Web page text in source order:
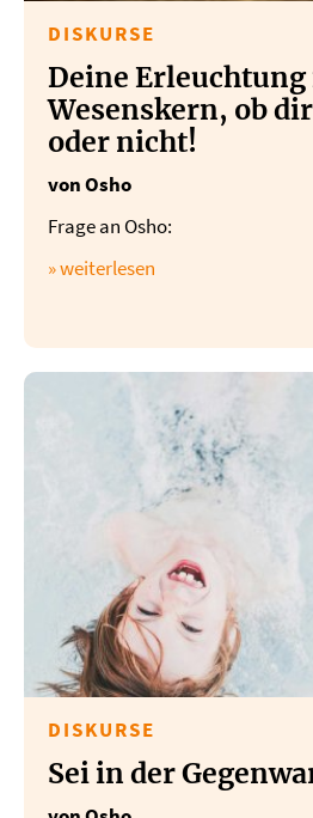
DISKURSE
Deine
Wesenskern, ob
oder nicht!
von Osho
Frage an Osho:
» weiterlesen
DISKURSE
Sei in der